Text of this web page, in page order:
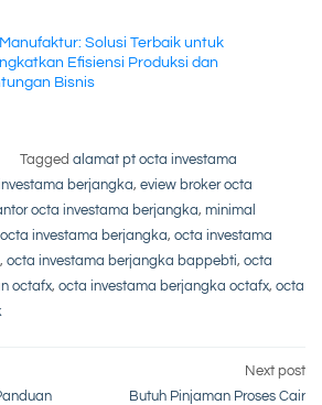
Manufaktur: Solusi Terbaik untuk
Efisiensi Produksi dan
Bisnis
Tagged alamat pt octa investama
berjangka, eview broker octa
octa investama berjangka, minimal
octa investama berjangka, octa investama
, octa investama berjangka bappebti, octa
octafx, octa investama berjangka octafx, octa
Next post
Butuh Pinjaman Proses Cair